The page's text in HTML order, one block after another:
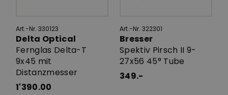
Art.-Nr. 330123
Delta Optical
Fernglas Delta-T
9x45 mit
Distanzmesser
1'390.00
Art.-Nr. 322301
Bresser
Spektiv Pirsch II 9-
27x56 45° Tube
349.-